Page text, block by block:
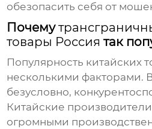
обезопасить себя от
Почему
товары Россия так
Популярность китайских
несколькими факторами.
безусловно,
Китайские
огромными